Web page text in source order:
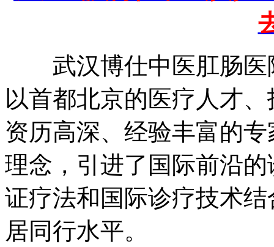
武汉博仕中医肛肠医
以首都北京的医疗人才
资历高深、经验丰富的
理念，引进了国际前沿
证疗法和国际诊疗技术
居同行水平。